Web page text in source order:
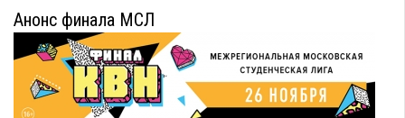
Анонс финала МСЛ